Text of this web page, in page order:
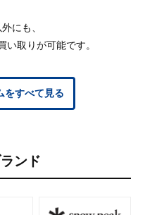
にも、
い取りが可能です。
をすべて見る
ンド